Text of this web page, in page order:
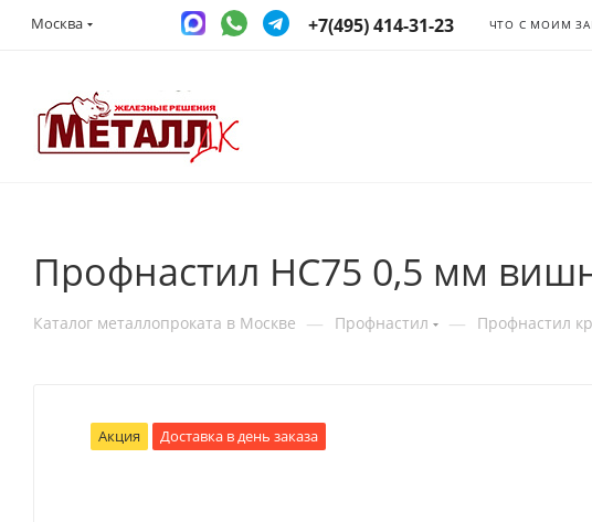
Москва +7(495) 414-31-23 ЧТО С МОИМ
Профнастил НС75 0,5 мм
Каталог металлопроката в Москве — Профнастил — Профнастил
Акция Доставка в день заказа